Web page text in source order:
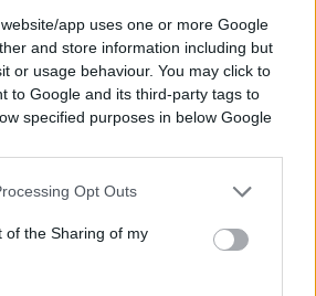
app uses one or more Google
and store information including but
or usage behaviour. You may click to
to Google and its third-party tags to
specified purposes in below Google
Opt Outs
of the Sharing of my
di alert unificato
dell’accordo èlo sviluppo di
precoce per le
delle
, considerato vitale per il
moderne economie digitali.